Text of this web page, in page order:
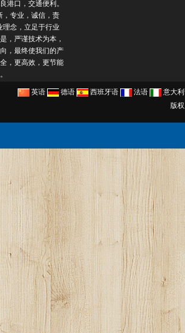
港口，交通便利。
，专业，诚信，责
理念，立足于行业
，严谨技术为本，
，最终使我们的产
，更高效，更节能
英语 德语 西班牙语 法语
意大
版